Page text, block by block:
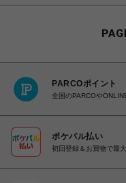
PARCOポイント
全国のPARCOや
ポケパル払い
初回登録＆お買物で最